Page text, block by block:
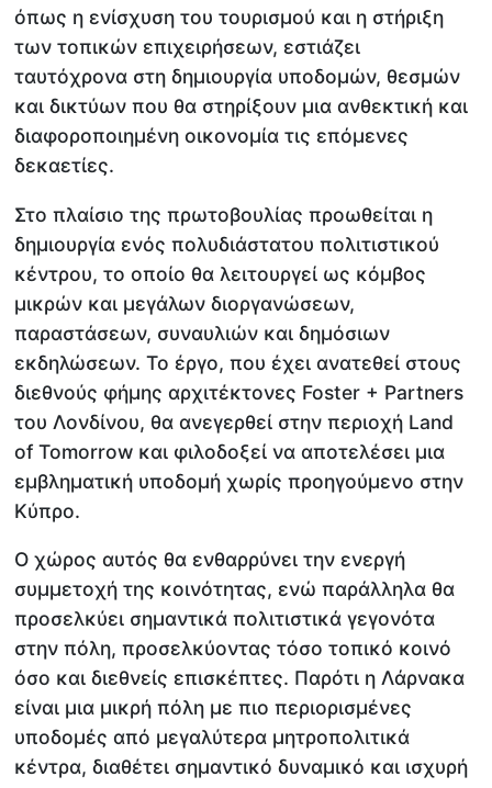
όπως η ενίσχυση του τουρισμού και η στήριξη
των τοπικών επιχειρήσεων, εστιάζει
ταυτόχρονα στη δημιουργία υποδομών, θεσμών
και δικτύων που θα στηρίξουν μια ανθεκτική και
διαφοροποιημένη οικονομία τις επόμενες
δεκαετίες.
Στο πλαίσιο της πρωτοβουλίας προωθείται η
δημιουργία ενός πολυδιάστατου πολιτιστικού
κέντρου, το οποίο θα λειτουργεί ως κόμβος
μικρών και μεγάλων διοργανώσεων,
παραστάσεων, συναυλιών και δημόσιων
εκδηλώσεων. Το έργο, που έχει ανατεθεί στους
διεθνούς φήμης αρχιτέκτονες Foster + Partners
του Λονδίνου, θα ανεγερθεί στην περιοχή Land
of Tomorrow και φιλοδοξεί να αποτελέσει μια
εμβληματική υποδομή χωρίς προηγούμενο στην
Κύπρο.
Ο χώρος αυτός θα ενθαρρύνει την ενεργή
συμμετοχή της κοινότητας, ενώ παράλληλα θα
προσελκύει σημαντικά πολιτιστικά γεγονότα
στην πόλη, προσελκύοντας τόσο τοπικό κοινό
όσο και διεθνείς επισκέπτες. Παρότι η Λάρνακα
είναι μια μικρή πόλη με πιο περιορισμένες
υποδομές από μεγαλύτερα μητροπολιτικά
κέντρα, διαθέτει σημαντικό δυναμικό και ισχυρή